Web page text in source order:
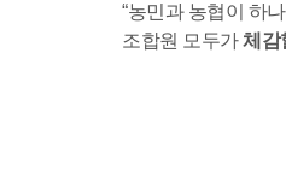
“농민과 농협이 하
조합원 모두가체감